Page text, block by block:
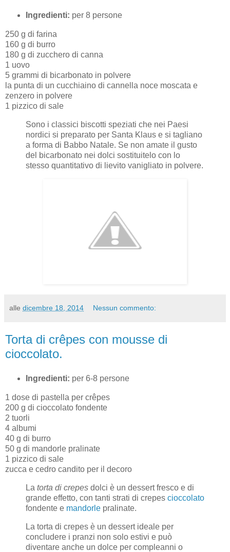
Ingredienti: per 8 persone
250 g di farina
160 g di burro
180 g di zucchero di canna
1 uovo
5 grammi di bicarbonato in polvere
la punta di un cucchiaino di cannella noce moscata e
zenzero in polvere
1 pizzico di sale
Sono i classici biscotti speziati che nei Paesi
nordici si preparato per Santa Klaus e si tagliano
a forma di Babbo Natale. Se non amate il gusto
del bicarbonato nei dolci sostituitelo con lo
stesso quantitativo di lievito vanigliato in polvere.
alle dicembre 18, 2014 Nessun commento:
Torta di crêpes con mousse di
cioccolato.
Ingredienti: per 6-8 persone
1 dose di pastella per crêpes
200 g di cioccolato fondente
2 tuorli
4 albumi
40 g di burro
50 g di mandorle pralinate
1 pizzico di sale
zucca e cedro candito per il decoro
La torta di crepes dolci è un dessert fresco e di
grande effetto, con tanti strati di crepes cioccolato
fondente e mandorle pralinate.
La torta di crepes è un dessert ideale per
concludere i pranzi non solo estivi e può
diventare anche un dolce per compleanni o